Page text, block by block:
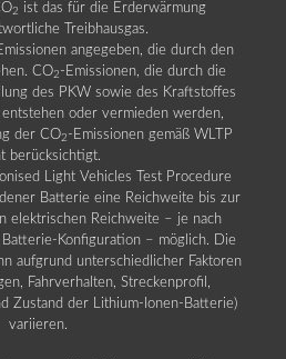
2 ist das für die Erderwärmung
Treibhausgas.
angegeben, die durch den
CO2 -Emissionen, die durch die
des PKW sowie des Kraftstoffes
oder vermieden werden,
der CO2 -Emissionen gemäß WLTP
berücksichtigt.
Light Vehicles Test Procedure
Batterie eine Reichweite bis zur
elektrischen Reichweite – je nach
Konfiguration – möglich. Die
aufgrund unterschiedlicher Faktoren
Fahrverhalten, Streckenprofil,
Zustand der Lithium-Ionen-Batterie)
variieren.